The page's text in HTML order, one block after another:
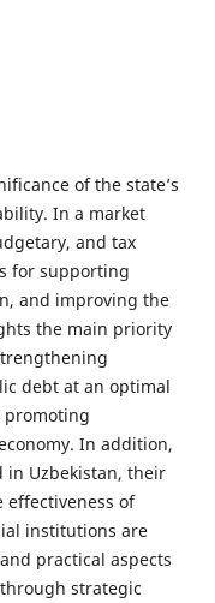
of the state’s
In a market
and tax
for supporting
and improving the
the main priority
debt at an optimal
promoting
In addition,
Uzbekistan, their
effectiveness of
institutions are
practical aspects
strategic